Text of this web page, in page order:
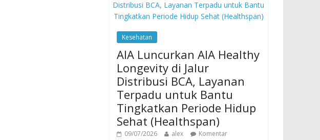
Kesehatan
AIA Luncurkan AIA Healthy
Longevity di Jalur
Distribusi BCA, Layanan
Terpadu untuk Bantu
Tingkatkan Periode Hidup
Sehat (Healthspan)
09/07/2026 alex
Komentar